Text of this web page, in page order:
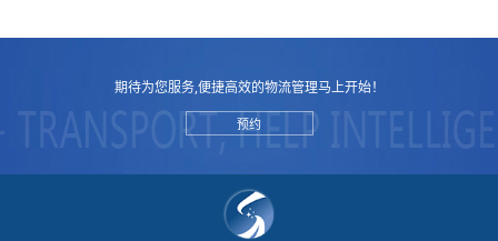
期待为您服务,便捷高效的物流管理马上开始！
预约